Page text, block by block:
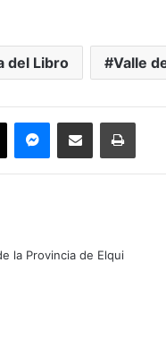
del Libro Valle
MessengerCompartir por correo electrónico
la Provincia de Elqui